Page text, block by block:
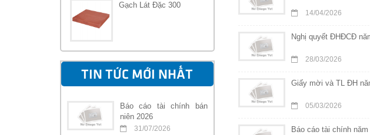
Gạch Lát Đặc 300
TIN TỨC MỚI NHẤT
Báo cáo tài chính bán
niên 2026
31/07/2026
14/04/2026
Nghị quyết ĐHĐCĐ
28/03/2026
Giấy mời và TL ĐH
05/03/2026
Báo cáo tài chính năm